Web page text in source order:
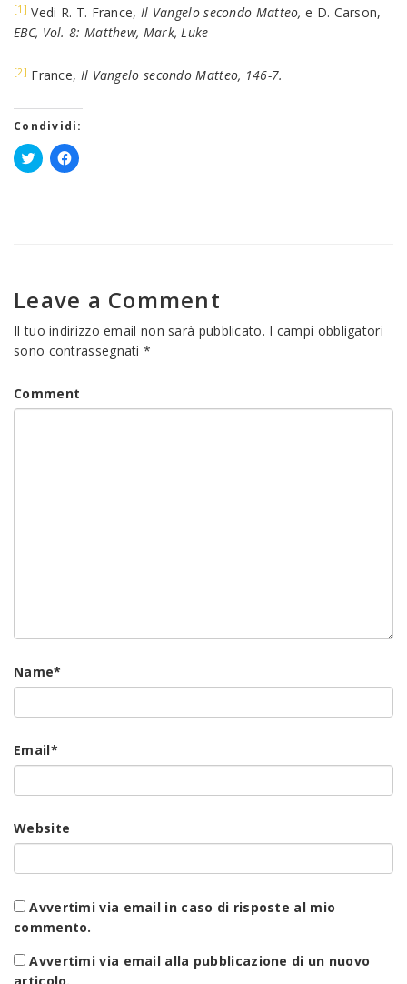
[1] Vedi R. T. France, Il Vangelo secondo Matteo,e D. Carson,
EBC, Vol. 8: Matthew, Mark, Luke
[2] France, Il Vangelo secondo Matteo, 146-7.
Condividi:
Fai
nuova
finestra)
Fai
finestra)
Leave a Comment
Il tuo indirizzo email non sarà pubblicato. I campi obbligatori
sono contrassegnati*
Comment
Name*
Email*
Website
Avvertimi via email in caso di risposte al mio
commento.
Avvertimi via email alla pubblicazione di un nuovo